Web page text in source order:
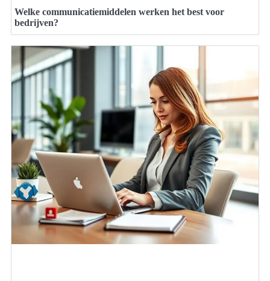
Welke communicatiemiddelen werken het best voor
bedrijven?